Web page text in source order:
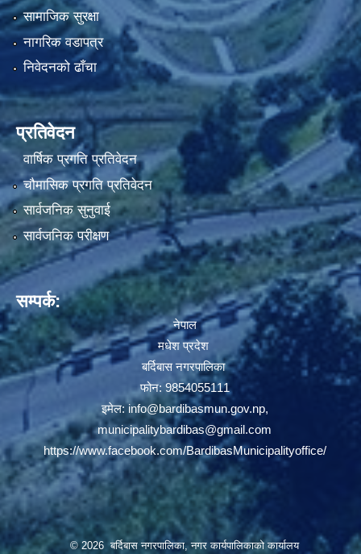
सामाजिक सुरक्षा
नागरिक वडापत्र
निवेदनको ढाँचा
प्रतिवेदन
वार्षिक प्रगति प्रतिवेदन
चौमासिक प्रगति प्रतिवेदन
सार्वजनिक सुनुवाई
सार्वजनिक परीक्षण
सम्पर्क:
नेपाल
मधेश प्रदेश
बर्दिबास नगरपालिका
फोन: 9854055111
इमेल:info@bardibasmun.gov.np,
municipalitybardibas@gmail.com
https://www.facebook.com/BardibasMunicipalityoffice/
© 2026 बर्दिबास नगरपालिका, नगर कार्यपालिकाको कार्यालय